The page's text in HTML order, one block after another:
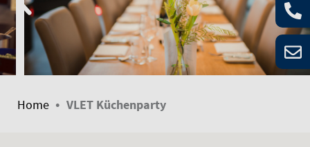
Home • VLET Küchenparty